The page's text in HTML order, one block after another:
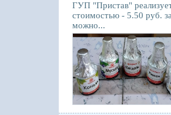
ГУП "Пристав"
стоимостью - 5.50 руб.
можно...